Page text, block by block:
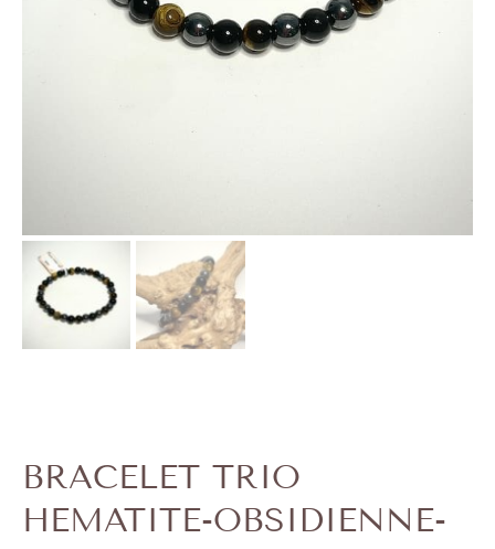
BRACELET TRIO
HEMATITE-OBSIDIENNE-